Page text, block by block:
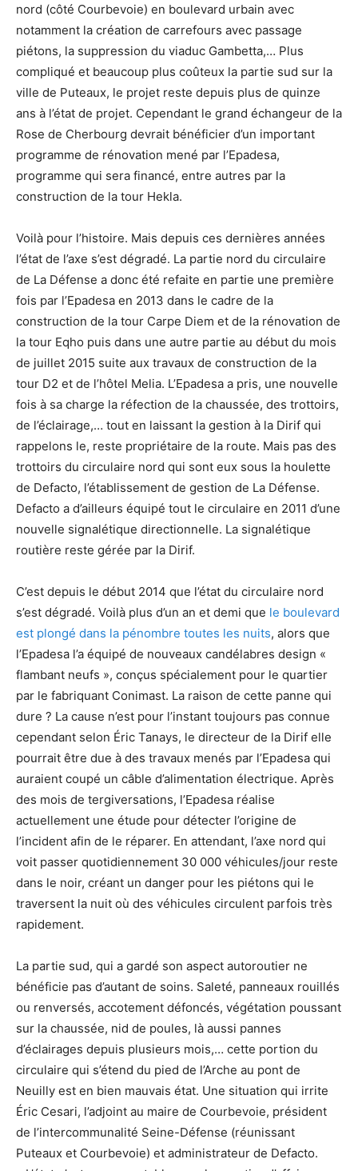
nord (côté Courbevoie) en boulevard urbain avec
notamment la création de carrefours avec passage
piétons, la suppression du viaduc Gambetta,… Plus
compliqué et beaucoup plus coûteux la partie sud sur la
ville de Puteaux, le projet reste depuis plus de quinze
ans à l’état de projet. Cependant le grand échangeur de la
Rose de Cherbourg devrait bénéficier d’un important
programme de rénovation mené par l’Epadesa,
programme qui sera financé, entre autres par la
construction de la tour Hekla.
Voilà pour l’histoire. Mais depuis ces dernières années
l’état de l’axe s’est dégradé. La partie nord du circulaire
de La Défense a donc été refaite en partie une première
fois par l’Epadesa en 2013 dans le cadre de la
construction de la tour Carpe Diem et de la rénovation de
la tour Eqho puis dans une autre partie au début du mois
de juillet 2015 suite aux travaux de construction de la
tour D2 et de l’hôtel Melia. L’Epadesa a pris, une nouvelle
fois à sa charge la réfection de la chaussée, des trottoirs,
de l’éclairage,… tout en laissant la gestion à la Dirif qui
rappelons le, reste propriétaire de la route. Mais pas des
trottoirs du circulaire nord qui sont eux sous la houlette
de Defacto, l’établissement de gestion de La Défense.
Defacto a d’ailleurs équipé tout le circulaire en 2011 d’une
nouvelle signalétique directionnelle. La signalétique
routière reste gérée par la Dirif.
C’est depuis le début 2014 que l’état du circulaire nord
s’est dégradé. Voilà plus d’un an et demi que le boulevard
est plongé dans la pénombre toutes les nuits, alors que
l’Epadesa l’a équipé de nouveaux candélabres design «
flambant neufs », conçus spécialement pour le quartier
par le fabriquant Conimast. La raison de cette panne qui
dure ? La cause n’est pour l’instant toujours pas connue
cependant selon Éric Tanays, le directeur de la Dirif elle
pourrait être due à des travaux menés par l’Epadesa qui
auraient coupé un câble d’alimentation électrique. Après
des mois de tergiversations, l’Epadesa réalise
actuellement une étude pour détecter l’origine de
l’incident afin de le réparer. En attendant, l’axe nord qui
voit passer quotidiennement 30 000 véhicules/jour reste
dans le noir, créant un danger pour les piétons qui le
traversent la nuit où des véhicules circulent parfois très
rapidement.
La partie sud, qui a gardé son aspect autoroutier ne
bénéficie pas d’autant de soins. Saleté, panneaux rouillés
ou renversés, accotement défoncés, végétation poussant
sur la chaussée, nid de poules, là aussi pannes
d’éclairages depuis plusieurs mois,… cette portion du
circulaire qui s’étend du pied de l’Arche au pont de
Neuilly est en bien mauvais état. Une situation qui irrite
Éric Cesari, l’adjoint au maire de Courbevoie, président
de l’intercommunalité Seine-Défense (réunissant
Puteaux et Courbevoie) et administrateur de Defacto.